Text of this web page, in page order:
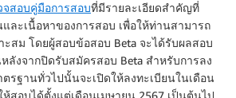
จสอบคู่มือการสอบที่มีรายละเอียดสำคัญที่
และเนื้อหาของการสอบ เพื่อให้ท่านสามารถ
ะสม โดยผู้สอบข้อสอบ Beta จะได้รับผลสอบ
ลังจากปิดรับสมัครสอบ Beta สำหรับการลง
รฐานทั่วไปนั้นจะเปิดให้ลงทะเบียนในเดือน
สอบได้ตั้งแต่เดือนเมษายน 2567 เป็นต้นไป